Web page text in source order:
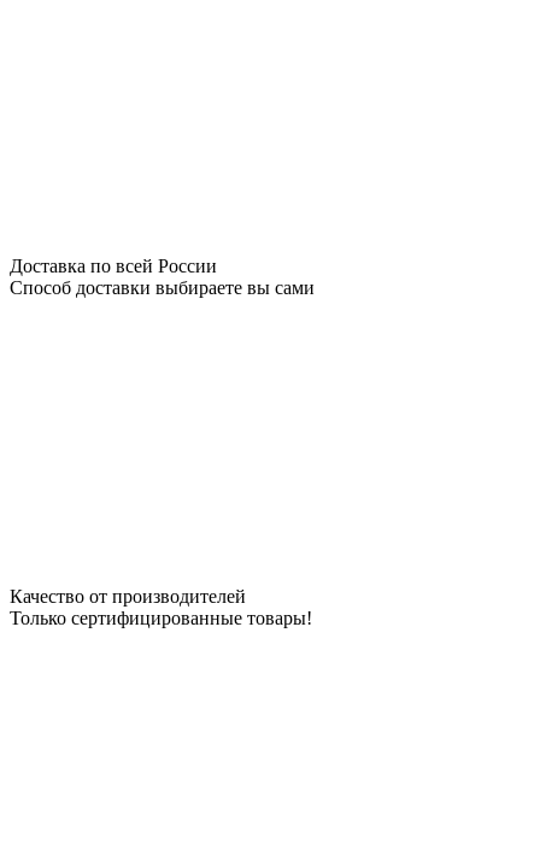
Доставка по всей России
Способ доставки выбираете вы сами
Качество от производителей
Только сертифицированные товары!